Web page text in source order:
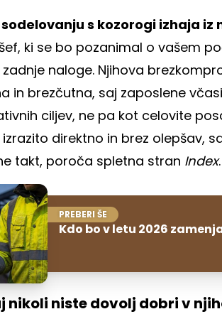
s kozorogi izhaja
ki se bo pozanimal o vašem
naloge. Njihova
in brezčutna, saj zaposlene
ciljev, ne pa kot celovite
direktno in brez olepšav,
takt, poroča spletna stran Index.
PREBERI ŠE
Kdo bo v letu 2026
nikoli niste dovolj dobri v